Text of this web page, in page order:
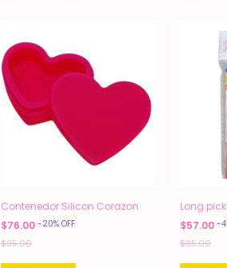
Contenedor Silicon Corazon
$76.00 -20% OFF
$95.00
Long
$57.00 -
$95.00